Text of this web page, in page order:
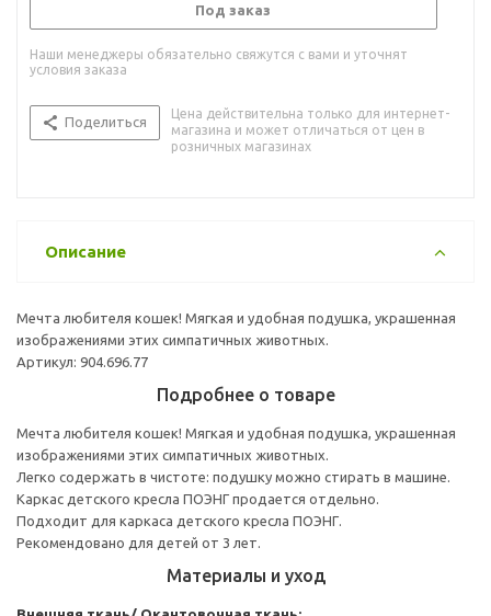
Под заказ
Наши менеджеры обязательно свяжутся с вами и уточнят
условия заказа
Поделиться
Цена действительна только для интернет-
магазина и может отличаться от цен в
розничных магазинах
Описание
Мечта любителя кошек! Мягкая и удобная подушка, украшенная
изображениями этих симпатичных животных.
Артикул: 904.696.77
Подробнее о товаре
Мечта любителя кошек! Мягкая и удобная подушка, украшенная
изображениями этих симпатичных животных.
Легко содержать в чистоте: подушку можно стирать в машине.
Каркас детского кресла ПОЭНГ продается отдельно.
Подходит для каркаса детского кресла ПОЭНГ.
Рекомендовано для детей от 3 лет.
Материалы и уход